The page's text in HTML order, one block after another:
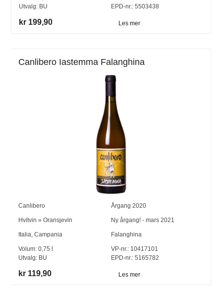
Utvalg: BU
EPD-nr.: 5503438
kr 199,90 Les mer
Canlibero Iastemma Falanghina
Canlibero Årgang 2020
Hvitvin »Oransjevin Ny årgang! - mars 2021
Italia ,Campania Falanghina
Volum:0,75 l
Utvalg: BU
VP-nr.:10417101
EPD-nr.: 5165782
kr 119,90 Les mer